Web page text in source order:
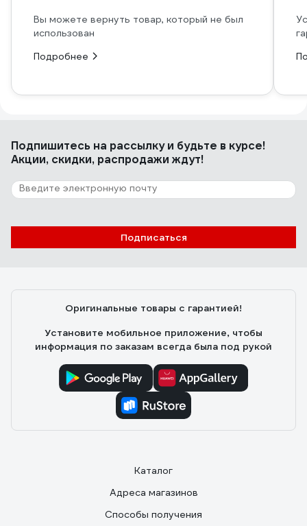
Вы можете вернуть товар, который не был
использован
Подробнее
Подпишитесь на рассылкуи будьте в курсе!
Акции, скидки, распродажи ждут!
Подписаться
Оригинальные товары с гарантией!
Установите мобильное приложение, чтобы
информация по заказам всегда была под рукой
Каталог
Адреса магазинов
Способы получения